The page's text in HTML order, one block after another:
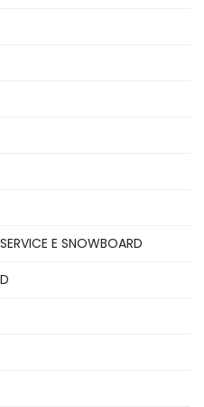
E SNOWBOARD